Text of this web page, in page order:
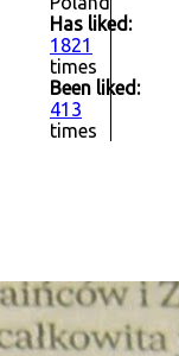
Has liked:
1821
times
Been liked:
413
times